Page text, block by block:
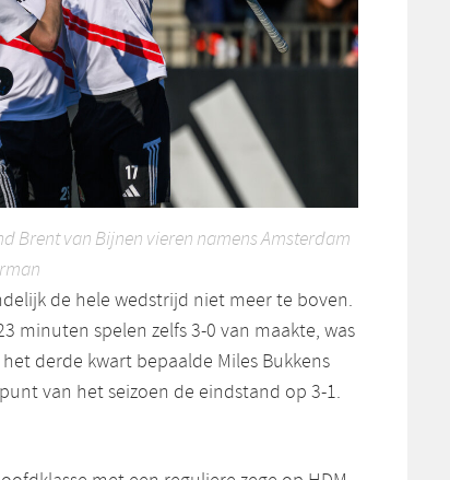
Brent van Bijnen vieren namens Amsterdam
de hele wedstrijd niet meer te boven.
minuten spelen zelfs 3-0 van maakte, was
derde kwart bepaalde Miles Bukkens
van het seizoen de eindstand op 3-1.